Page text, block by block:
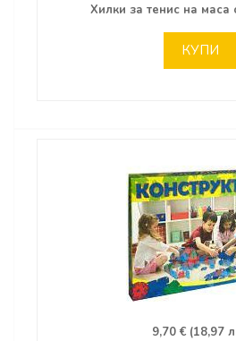
Хилки за тенис на маса
КУПИ
9,70 € (18,97